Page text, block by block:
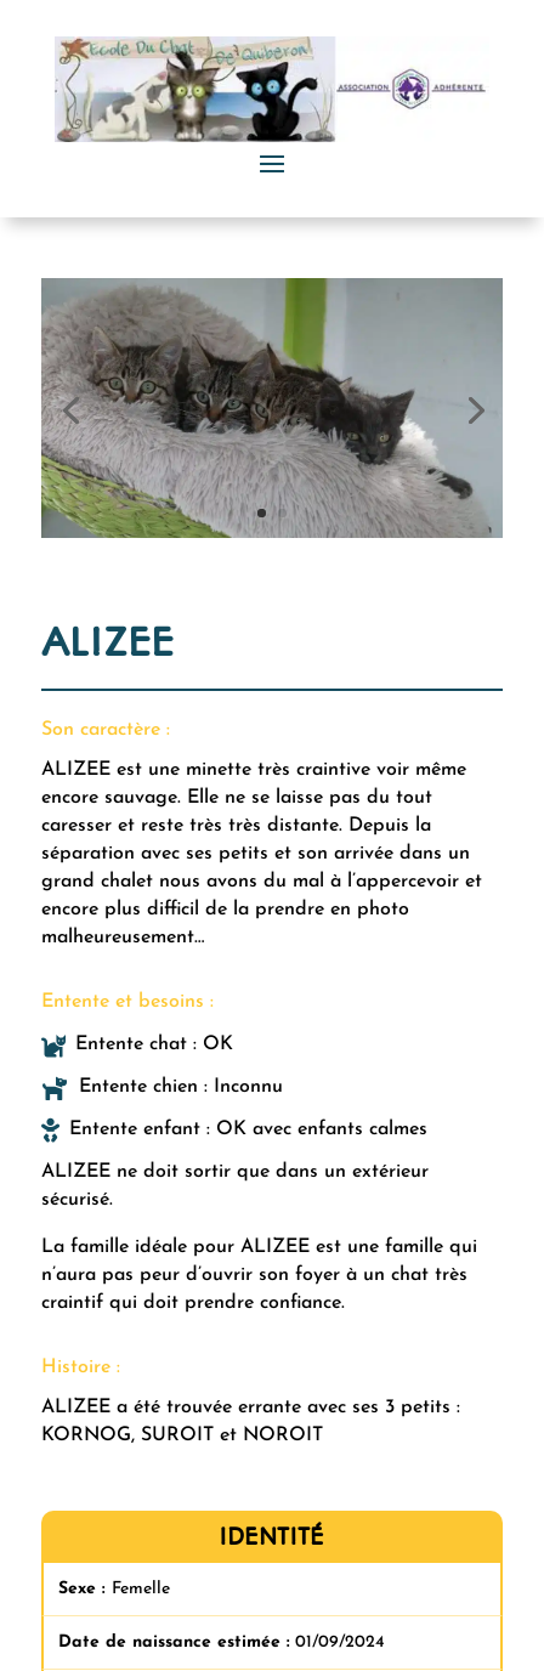
ALIZEE
Son caractère :
ALIZEE est une minette très craintive voir même
encore sauvage. Elle ne se laisse pas du tout
caresser et reste très très distante. Depuis la
séparation avec ses petits et son arrivée dans un
grand chalet nous avons du mal à l’appercevoir et
encore plus difficil de la prendre en photo
malheureusement…
Entente et besoins :
 Entente chat : OK
 Entente chien : Inconnu
 Entente enfant : OK avec enfants calmes
ALIZEE ne doit sortir que dans un extérieur
sécurisé.
La famille idéale pour ALIZEE est une famille qui
n’aura pas peur d’ouvrir son foyer à un chat très
craintif qui doit prendre confiance.
Histoire :
ALIZEE a été trouvée errante avec ses 3 petits :
KORNOG, SUROIT et NOROIT
IDENTITÉ
Sexe : Femelle
Date de naissance estimée : 01/09/2024